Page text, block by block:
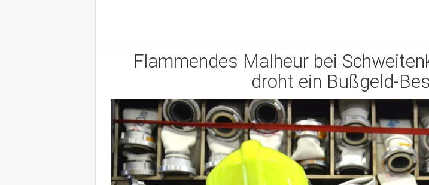
Flammendes Malheur bei
droht ein Bußgeld-